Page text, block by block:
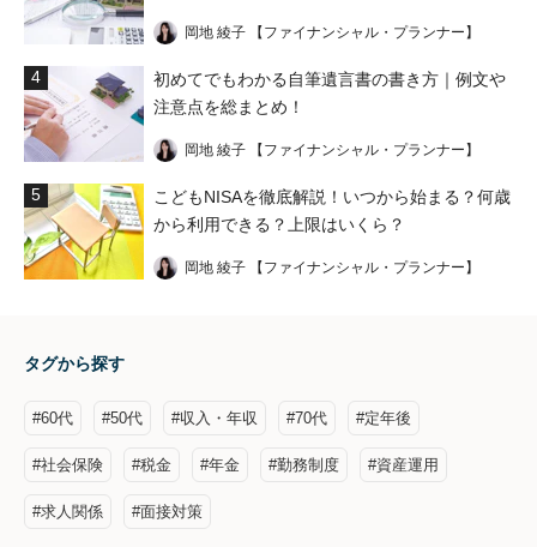
岡地 綾子 【ファイナンシャル・プランナー】
4
初めてでもわかる自筆遺言書の書き方｜例文や
注意点を総まとめ！
岡地 綾子 【ファイナンシャル・プランナー】
5
こどもNISAを徹底解説！いつから始まる？何歳
から利用できる？上限はいくら？
岡地 綾子 【ファイナンシャル・プランナー】
タグから探す
#60代 #50代 #収入・年収 #70代 #定年後
#社会保険 #税金 #年金 #勤務制度 #資産運用
#求人関係 #面接対策